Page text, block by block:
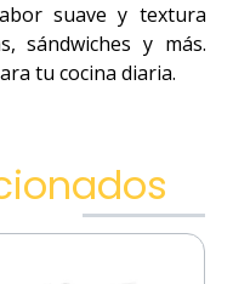
suave y textura
sándwiches y más.
tu cocina diaria.